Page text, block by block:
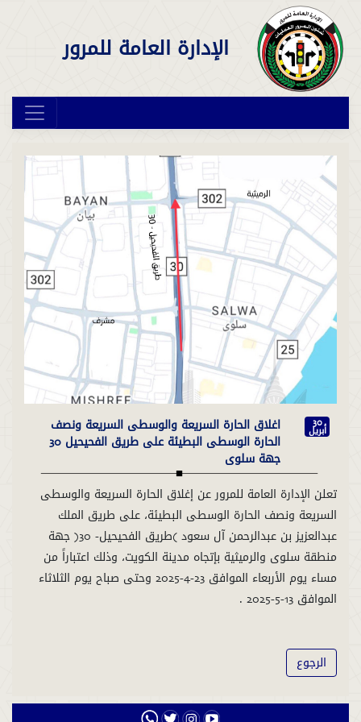
الإدارة العامة للمرور
30
أبريل اغلاق الحارة السريعة والوسطى السريعة ونصف
الحارة الوسطى البطيئة على طريق الفحيحيل 30
جهة سلوى
تعلن الإدارة العامة للمرور عن إغلاق الحارة السريعة والوسطى
السريعة ونصف الحارة الوسطى البطيئة، على طريق الملك
عبدالعزيز بن عبدالرحمن آل سعود (طريق الفحيحيل- 30) جهة
منطقة سلوى والرميثية بإتجاه مدينة الكويت، وذلك اعتباراً من
مساء يوم الأربعاء الموافق 23-4-2025 وحتى صباح يوم الثلاثاء
الموافق 13-5-2025 .
الرجوع